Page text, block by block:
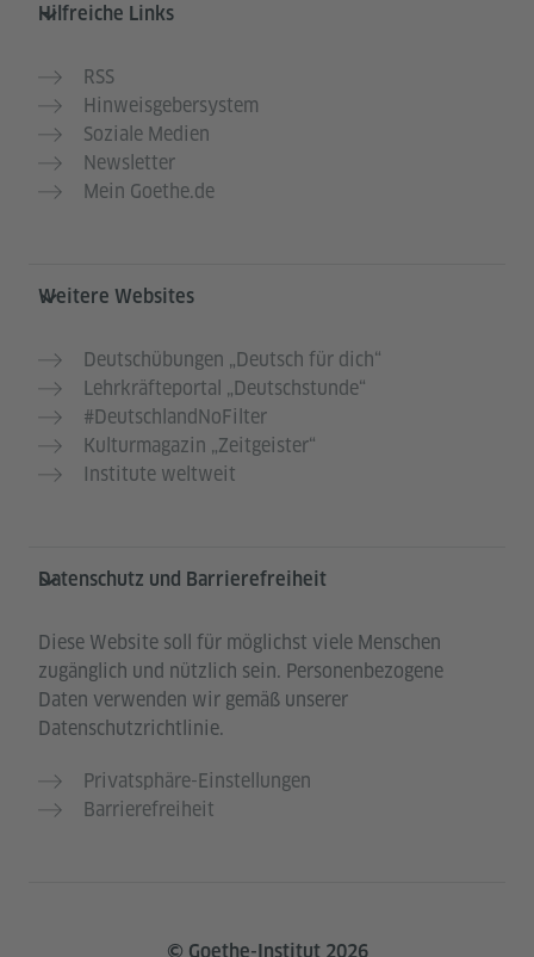
Hilfreiche Links
RSS
Hinweisgebersystem
Soziale Medien
Newsletter
Mein Goethe.de
Weitere Websites
Deutschübungen „Deutsch für dich“
Lehrkräfteportal „Deutschstunde“
#DeutschlandNoFilter
Kulturmagazin „Zeitgeister“
Institute weltweit
Datenschutz und Barrierefreiheit
Diese Website soll für möglichst viele Menschen
zugänglich und nützlich sein. Personenbezogene
Daten verwenden wir gemäß unserer
Datenschutzrichtlinie.
Privatsphäre-Einstellungen
Barrierefreiheit
© Goethe-Institut 2026